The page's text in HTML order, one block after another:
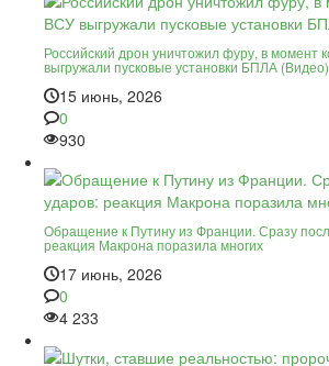
Российский дрон уничтожил фуру, в момент
выгружали пусковые установки БПЛА (Видео)
15 июнь, 2026
0
930
Обращение к Путину из Франции. Сразу
реакция Макрона поразила многих
17 июнь, 2026
0
4 233